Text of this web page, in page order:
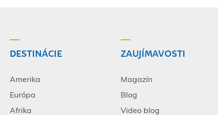
DESTINÁCIE
Amerika
Európa
Afrika
ZAUJÍMAVOSTI
Magazín
Blog
Video blog